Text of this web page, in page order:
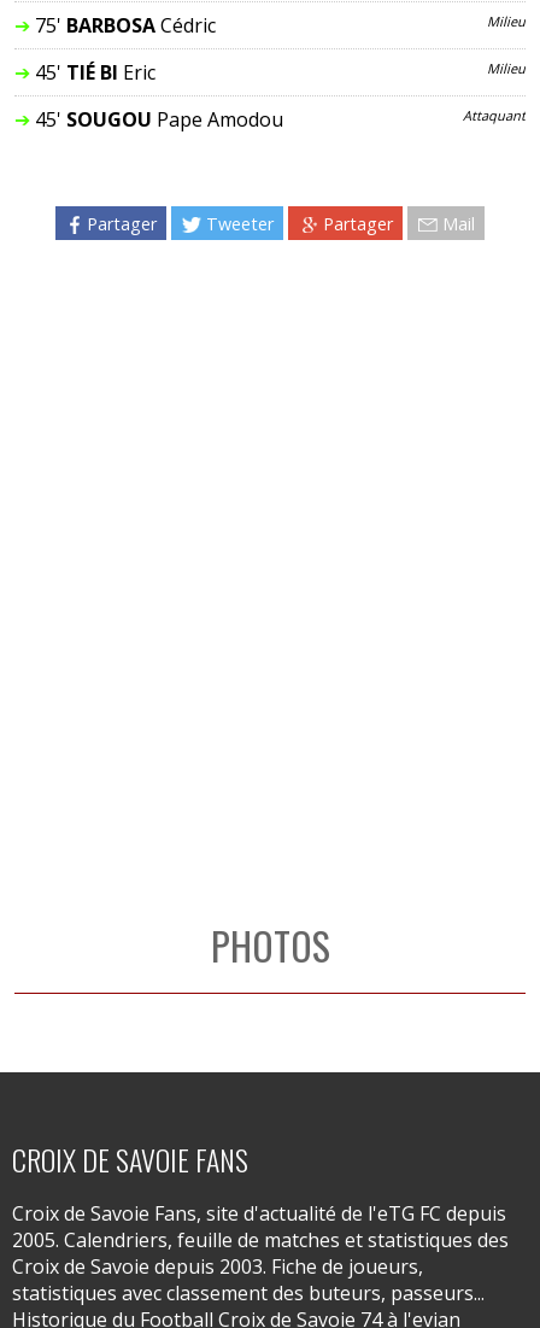
➔75' BARBOSACédric Milieu
➔45' TIÉ BI Eric Milieu
➔45' SOUGOU Pape Amodou Attaquant
Partager Tweeter Partager Mail
PHOTOS
CROIX DE SAVOIE FANS
Croix de Savoie Fans, site d'actualité de l'eTG FC depuis
2005. Calendriers, feuille de matches et statistiques des
Croix de Savoie depuis 2003. Fiche de joueurs,
statistiques avec classement des buteurs, passeurs...
Historique du Football Croix de Savoie 74 à l'evian